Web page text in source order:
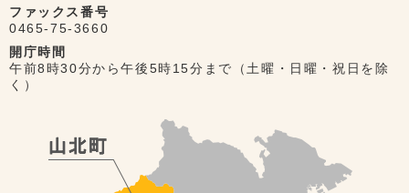
ファックス番号
0465-75-3660
開庁時間
午前8時30分から午後5時15分まで（土曜・日曜・祝日を除
く）